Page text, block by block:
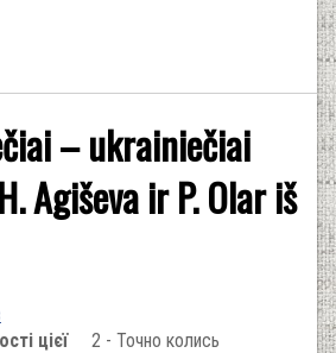
– ukrainiečiai
Agiševa ir P. Olar iš
цієї
2 - Точно колись